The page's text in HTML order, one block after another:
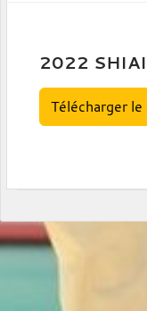
2022
Télécharger